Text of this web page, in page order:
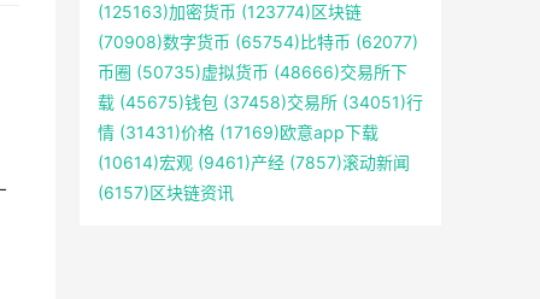
(125163)加密货币 (123774)区块链
(70908)数字货币 (65754)比特币 (62077)
币圈 (50735)虚拟货币 (48666)交易所下
载 (45675)钱包 (37458)交易所 (34051)行
情 (31431)价格 (17169)欧意app下载
(10614)宏观 (9461)产经 (7857)滚动新闻
(6157)区块链资讯